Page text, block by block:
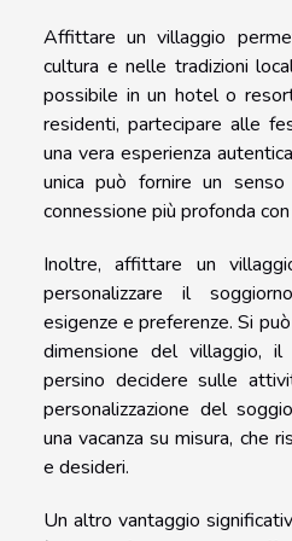
Affittare un villaggio
cultura e nelle tradizioni
possibile in un hotel o
residenti, partecipare alle
una vera esperienza
unica può fornire un
connessione più profonda
Inoltre, affittare un
personalizzare il
esigenze e preferenze. Si
dimensione del villaggio,
persino decidere sulle
personalizzazione del
una vacanza su misura, che
e desideri.
Un altro vantaggio